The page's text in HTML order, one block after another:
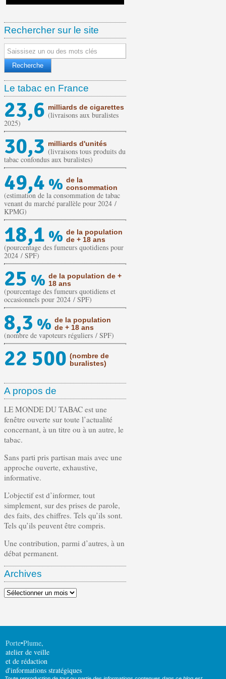
Rechercher sur le site
Le tabac en France
23,6 milliards de cigarettes
(livraisons aux buralistes
2025)
30,3 milliards d'unités
(livraisons tous produits du
tabac confondus aux buralistes)
49,4 % de la
consommation
(estimation de la consommation de tabac
venant du marché parallèle pour 2024 /
KPMG)
18,1 % de la population
de + 18 ans
(pourcentage des fumeurs quotidiens pour
2024 / SPF)
25 % de la population de +
18 ans
(pourcentage des fumeurs quotidiens et
occasionnels pour 2024 / SPF)
8,3 % de la population
de + 18 ans
(nombre de vapoteurs réguliers / SPF)
22 500 (nombre de
buralistes)
A propos de
LE MONDE DU TABAC est une
fenêtre ouverte sur toute l’actualité
concernant, à un titre ou à un autre, le
tabac.
Sans parti pris partisan mais avec une
approche ouverte, exhaustive,
informative.
L’objectif est d’informer, tout
simplement, sur des prises de parole,
des faits, des chiffres. Tels qu’ils sont.
Tels qu’ils peuvent être compris.
Une contribution, parmi d’autres, à un
débat permanent.
Archives
Archives
Porte•Plume,
atelier de veille
et de rédaction
d'informations stratégiques